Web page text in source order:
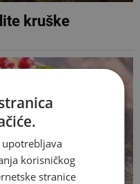
kruške
upotrebljava
korisničkog
stranice